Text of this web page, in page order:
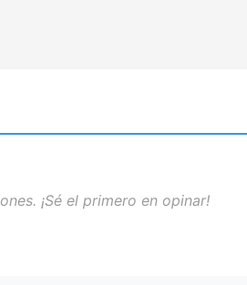
¡Sé el primero en opinar!